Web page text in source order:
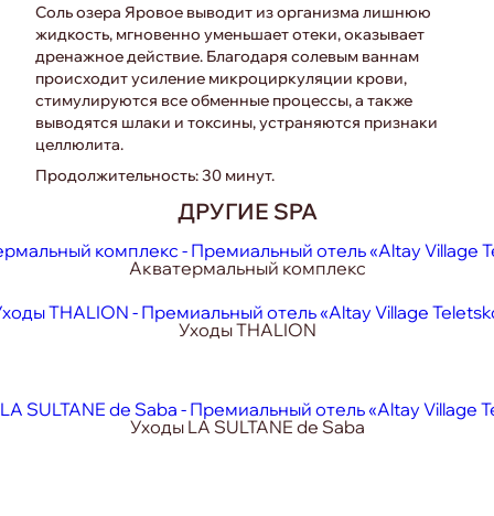
Соль озера Яровое выводит из организма лишнюю
жидкость, мгновенно уменьшает отеки, оказывает
дренажное действие. Благодаря солевым ваннам
происходит усиление микроциркуляции крови,
стимулируются все обменные процессы, а также
выводятся шлаки и токсины, устраняются признаки
целлюлита.
Продолжительность: 30 минут.
ДРУГИЕ SPA